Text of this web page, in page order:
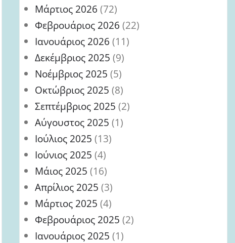
Μάρτιος 2026 (72)
Φεβρουάριος 2026 (22)
Ιανουάριος 2026 (11)
Δεκέμβριος 2025 (9)
Νοέμβριος 2025 (5)
Οκτώβριος 2025 (8)
Σεπτέμβριος 2025 (2)
Αύγουστος 2025 (1)
Ιούλιος 2025 (13)
Ιούνιος 2025 (4)
Μάιος 2025 (16)
Απρίλιος 2025 (3)
Μάρτιος 2025 (4)
Φεβρουάριος 2025 (2)
Ιανουάριος 2025 (1)